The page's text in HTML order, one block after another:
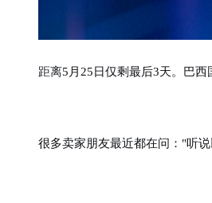
距离5月25日仅剩最后3天。巴西
很多卖家朋友最近都在问："听